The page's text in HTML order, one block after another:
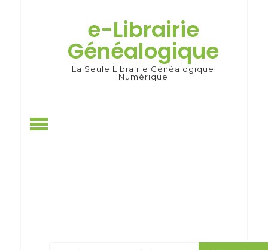
e-Librairie
Généalogique
La Seule Librairie Généalogique
Numérique